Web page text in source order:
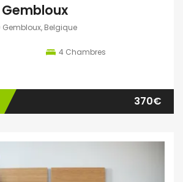
Gembloux, Belgique
4 Chambres
370€